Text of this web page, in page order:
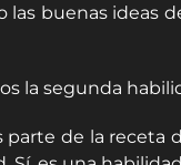
buenas ideas
la segunda
de la receta